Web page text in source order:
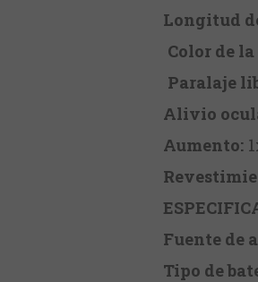
Longitud
Color de
Paralaje
Alivio
Aumento:
Fuente de
Tipo de